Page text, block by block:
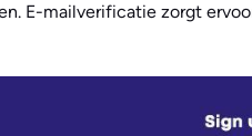
E-mailverificatie zorgt